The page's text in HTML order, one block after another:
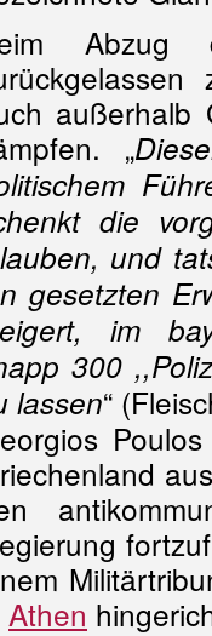
Abzug
außerhalb
„
die
und
gesetzten
im
300
lassen“
Athen